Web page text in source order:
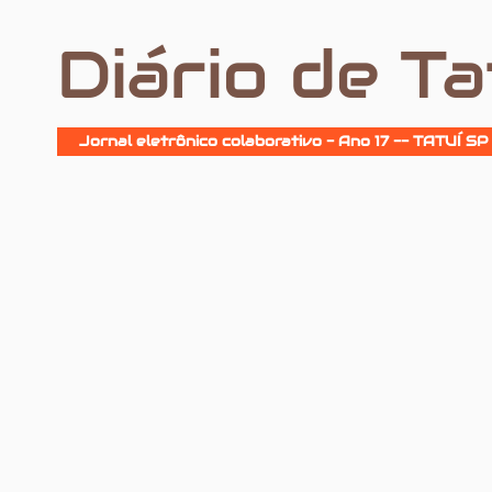
Diário de
Jornal eletrônico colaborativo - Ano 17 -- TATUÍ SP